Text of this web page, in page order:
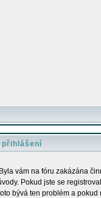
přihlášení
vám na fóru zakázána
Pokud jste se
bývá ten problém a